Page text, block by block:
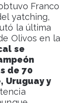
Franco
yatching,
la última
Olivos en la
se
de 70
Uruguay y